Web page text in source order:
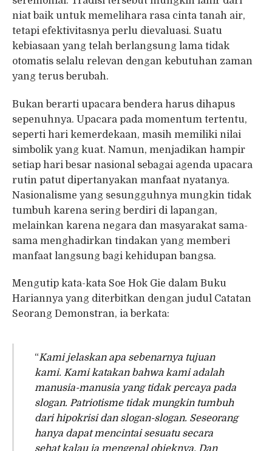
niat baik untuk memelihara rasa cinta tanah air,
tetapi efektivitasnya perlu dievaluasi. Suatu
kebiasaan yang telah berlangsung lama tidak
otomatis selalu relevan dengan kebutuhan zaman
yang terus berubah.
Bukan berarti upacara bendera harus dihapus
sepenuhnya. Upacara pada momentum tertentu,
seperti hari kemerdekaan, masih memiliki nilai
simbolik yang kuat. Namun, menjadikan hampir
setiap hari besar nasional sebagai agenda upacara
rutin patut dipertanyakan manfaat nyatanya.
Nasionalisme yang sesungguhnya mungkin tidak
tumbuh karena sering berdiri di lapangan,
melainkan karena negara dan masyarakat sama-
sama menghadirkan tindakan yang memberi
manfaat langsung bagi kehidupan bangsa.
Mengutip kata-kata Soe Hok Gie dalam Buku
Hariannya yang diterbitkan dengan judul Catatan
Seorang Demonstran, ia berkata:
“Kami jelaskan apa sebenarnya tujuan
kami. Kami katakan bahwa kami adalah
manusia-manusia yang tidak percaya pada
slogan. Patriotisme tidak mungkin tumbuh
dari hipokrisi dan slogan-slogan. Seseorang
hanya dapat mencintai sesuatu secara